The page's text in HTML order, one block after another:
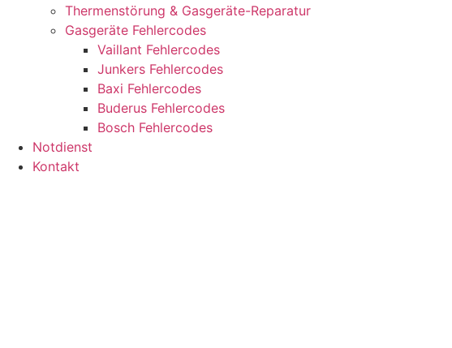
Thermenstörung & Gasgeräte-Reparatur
Gasgeräte Fehlercodes
Vaillant Fehlercodes
Junkers Fehlercodes
Baxi Fehlercodes
Buderus Fehlercodes
Bosch Fehlercodes
Notdienst
Kontakt